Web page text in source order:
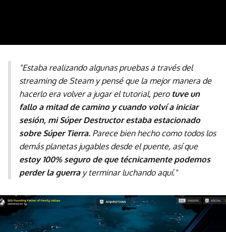
"Estaba realizando algunas pruebas a través del
streaming de Steam y pensé que la mejor manera de
hacerlo era volver a jugar el tutorial, perotuve un
fallo a mitad de camino y cuando volví a iniciar
sesión, mi Súper Destructor estaba estacionado
sobre Súper Tierra. Parece bien hecho como todos los
demás planetas jugables desde el puente, así que
estoy 100% seguro de que técnicamente podemos
perder la guerray terminar luchando aquí."